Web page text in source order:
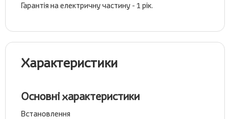
Гарантія на електричну частину - 1 рік.
Характеристики
Основні характеристики
Встановлення